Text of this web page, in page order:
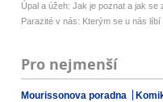
Úpal a úžeh: Jak je poznat a jak se
Parazité v nás: Kterým se u nás líbí
Pro nejmenší
Mourissonova poradna